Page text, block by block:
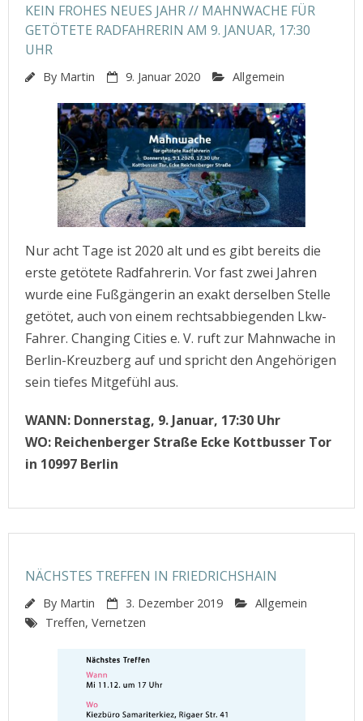
KEIN FROHES NEUES JAHR // MAHNWACHE FÜR
GETÖTETE RADFAHRERIN AM 9. JANUAR, 17:30
UHR
By Martin 9. Januar 2020 Allgemein
Nur acht Tage ist 2020 alt und es gibt bereits die
erste getötete Radfahrerin. Vor fast zwei Jahren
wurde eine Fußgängerin an exakt derselben Stelle
getötet, auch von einem rechtsabbiegenden Lkw-
Fahrer. Changing Cities e. V. ruft zur Mahnwache in
Berlin-Kreuzberg auf und spricht den Angehörigen
sein tiefes Mitgefühl aus.
WANN: Donnerstag, 9. Januar, 17:30 Uhr
WO: Reichenberger Straße Ecke Kottbusser Tor
in 10997 Berlin
NÄCHSTES TREFFEN IN FRIEDRICHSHAIN
By Martin 3. Dezember 2019
Allgemein
Treffen, Vernetzen